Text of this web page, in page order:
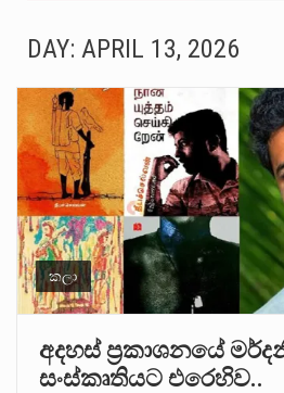
DAY: APRIL 13, 2026
කලා
අදහස් ප්‍රකාශනයේ
සංස්කෘතියට එරෙහිව..